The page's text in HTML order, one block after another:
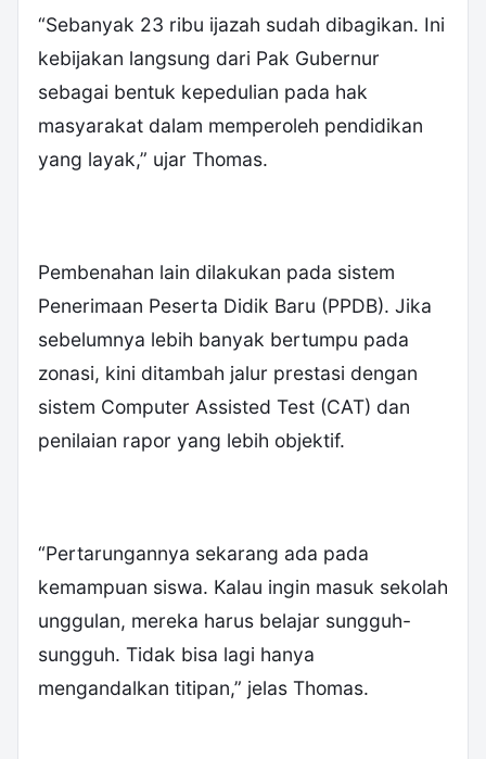
“Sebanyak 23 ribu ijazah sudah dibagikan. Ini
kebijakan langsung dari Pak Gubernur
sebagai bentuk kepedulian pada hak
masyarakat dalam memperoleh pendidikan
yang layak,” ujar Thomas.
Pembenahan lain dilakukan pada sistem
Penerimaan Peserta Didik Baru (PPDB). Jika
sebelumnya lebih banyak bertumpu pada
zonasi, kini ditambah jalur prestasi dengan
sistem Computer Assisted Test (CAT) dan
penilaian rapor yang lebih objektif.
“Pertarungannya sekarang ada pada
kemampuan siswa. Kalau ingin masuk sekolah
unggulan, mereka harus belajar sungguh-
sungguh. Tidak bisa lagi hanya
mengandalkan titipan,” jelas Thomas.